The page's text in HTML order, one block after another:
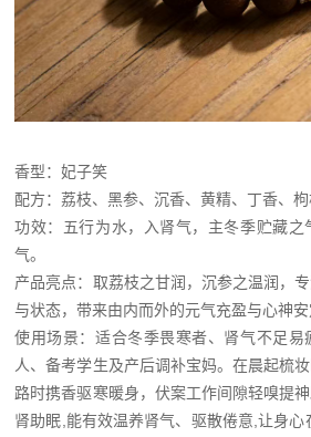
香型：妃子笑
配方：荔枝、黑参、沉香、黄精、丁香、枸
功效：五行为水，入肾气，主冬季贮藏之
气。
产品亮点：取荔枝之甘润，沉参之温润，
与状态，带来由内而外的元气充盈与心神安
使用场景：适合冬季畏寒者、肾气不足易
人、备考学生及产后调补宝妈。在晨起梳
路时携香驱寒暖身，伏案工作间隙轻嗅提
肾助眠,能有效温养肾气、驱散倦意,让身